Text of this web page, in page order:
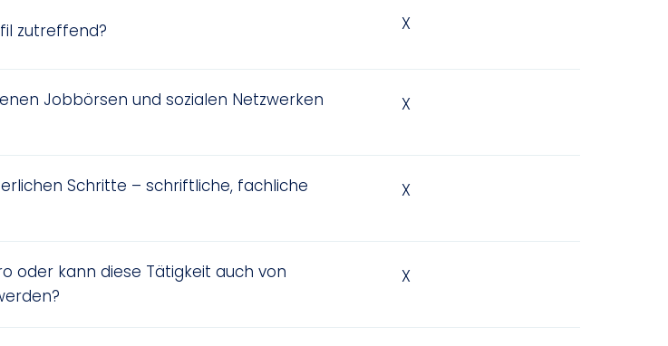
zutreffend? X
Jobbörsen und sozialen Netzwerken
X
Schritte – schriftliche, fachliche
X
oder kann diese Tätigkeit auch von
X